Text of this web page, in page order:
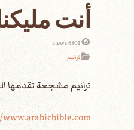
أنت
6801 views
ترانيم